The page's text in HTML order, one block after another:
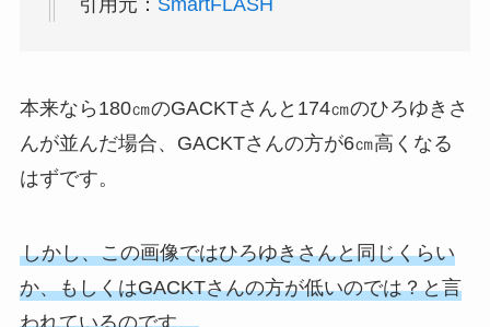
引用元： SmartFLASH
本来なら180㎝のGACKTさんと174㎝のひろゆきさ
んが並んだ場合、GACKTさんの方が6㎝高くなる
はずです。
しかし、この画像ではひろゆきさんと同じくらい
か、もしくはGACKTさんの方が低いのでは？と言
われているのです。